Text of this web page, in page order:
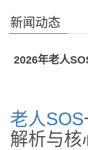
新闻动态
2026年老人
老人SOS
解析与核